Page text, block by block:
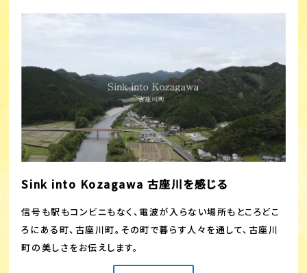
Sink into Kozagawa 古座川を感じる
信号も駅もコンビニもなく、電波が入らない場所もところどこ
ろにある町、古座川町。その町で暮らす人々を通して、古座川
町の美しさをお伝えします。